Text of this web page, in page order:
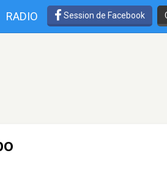
RADIO Session de Facebook